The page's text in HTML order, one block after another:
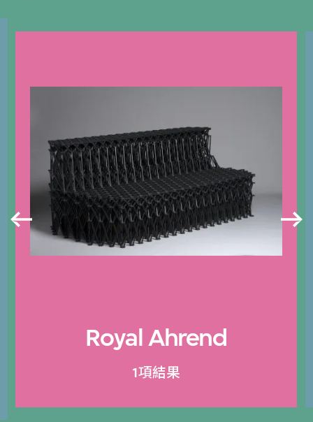
Royal Ahrend
1項結果